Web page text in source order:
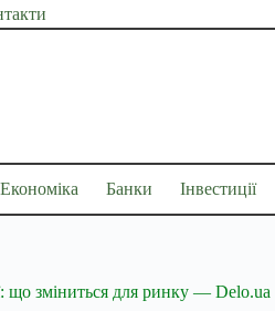
Економіка Банки Інвестиції
що зміниться для ринку — Delo.ua